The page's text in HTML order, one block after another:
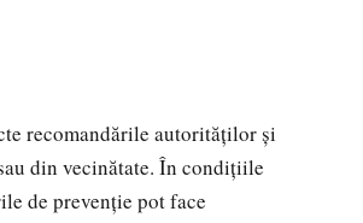
recomandările autorităților și
din vecinătate. În condițiile
de prevenție pot face